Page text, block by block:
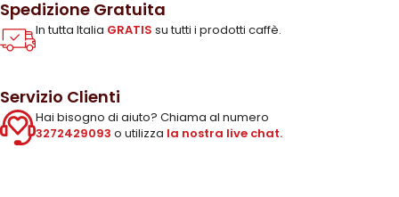
Spedizione Gratuita
In tutta Italia GRATIS su tutti i prodotti caffè.
Servizio Clienti
Hai bisogno di aiuto? Chiama al numero
3272429093 o utilizza la nostra live chat.